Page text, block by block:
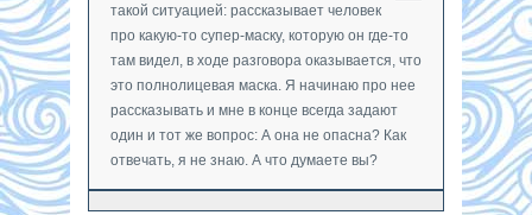
такой ситуацией: рассказывает человек
про какую-то супер-маску, которую он где-то
там видел, в ходе разговора оказывается, что
это полнолицевая маска. Я начинаю про нее
рассказывать и мне в конце всегда задают
один и тот же вопрос: А она не опасна? Как
отвечать, я не знаю. А что думаете вы?